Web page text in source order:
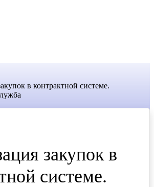
в контрактной системе.
закупок в
системе.